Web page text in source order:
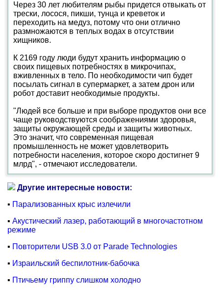
Через 30 лет любителям рыбы придется отвыкать от
трески, лосося, пикши, тунца и креветок и
переходить на медуз, потому что они отлично
размножаются в теплых водах в отсутствии
хищников.
К 2169 году люди будут хранить информацию о
своих пищевых потребностях в микрочипах,
вживленных в тело. По необходимости чип будет
посылать сигнал в супермаркет, а затем дрон или
робот доставит необходимые продукты.
"Людей все больше и при выборе продуктов они все
чаще руководствуются соображениями здоровья,
защиты окружающей среды и защиты животных.
Это значит, что современная пищевая
промышленность не может удовлетворить
потребности населения, которое скоро достигнет 9
млрд", - отмечают исследователи.
Другие интересные новости:
▪ Парализованных крыс излечили
▪ Акустический лазер, работающий в многочастотном
режиме
▪ Повторители USB 3.0 от Parade Technologies
▪ Израильский беспилотник-бабочка
▪ Птичьему гриппу слишком холодно